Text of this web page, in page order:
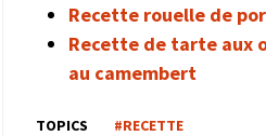
Recette rouelle de
Recette de tarte aux
au camembert
TOPICS #RECETTE